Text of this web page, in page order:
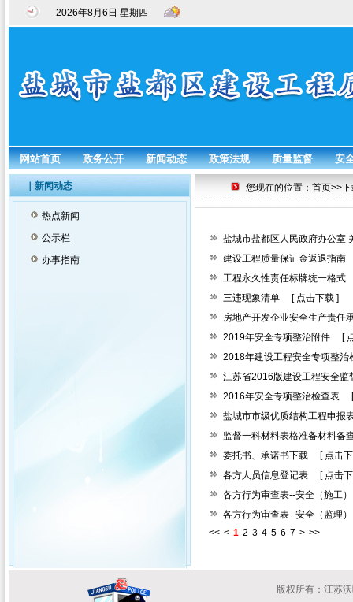
2026年8月6日 星期四
网站首页 政务公开 新闻动态 政策法规 质量监督 安
｜新闻动态
热点新闻
公示栏
办事指南
您现在的位置：首页>>
盐城市盐都区人民政府办公室
建设工程质量保证金返退指南
工程永久性责任标牌统一格式
三违现象清单 [ 点击下载 ]
房地产开发企业安全生产责任
2019年安全专项整治附件 [
2018年建设工程安全专项整治
江苏省2016版建设工程安全监
2016年安全专项整治检查表
盐城市市级优质结构工程申报
监督一科材料表格准备材料备
委托书、承诺书下载 [ 点击
各方人员信息登记表 [ 点击
各方行为审查表--安全（施工）
各方行为审查表--安全（监理）
<< < 1 2 3 4 5 6 7 > >>
版权所有：江苏